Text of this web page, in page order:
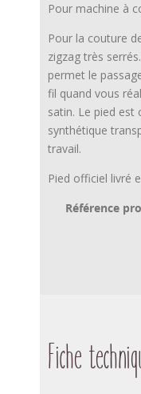
Pour machine à
Pour la couture
zigzag très
permet le
fil quand vous
satin. Le pied est
synthétique
travail.
Pied officiel livré
Référence
Fiche